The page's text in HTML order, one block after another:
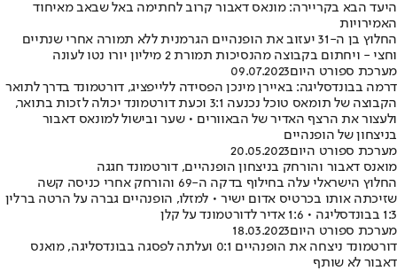
היעד הבא בקריירה: מונאס דאבור קרוב לחתימה באל שבאב מאיחוד
האמירויות
החלוץ בן ה-31 יעזוב את הופנהיים הגרמנית ללא תמורה אחרי שנתיים
וחצי - ויחתום בקבוצה מהנסיכות תמורת 2 מיליון יורו נטו לעונה
מערכת ספורט היום09.07.2023
דרמה בבונדסליגה: באיירן מינכן הפסידה ללייפציג, דורטמונד בדרך לתואר
הקבוצה של תומאס טוכל נכנעה 3:1 וכעת דורטמונד יכולה לזכות בתואר,
ולעצור את הרצף האדיר של הבאוורים • שער ובישול למונאס דאבור
בניצחון של הופנהיים
מערכת ספורט היום20.05.2023
מואנס דאבור והורחק בניצחון הופנהיים, דורטמונד חגגה
החלוץ הישראלי עלה בחילוף בדקה ה-69 והורחק אחרי כניסה קשה
שזיכתה אותו בכרטיס אדום ישיר • למזלו, הופנהיים גברה על הרטה ברלין
1:3 בבונדסליגה • 1:6 אדיר לדורטמונד על קלן
מערכת ספורט היום18.03.2023
דורטמונד ניצחה את הופנהיים 0:1 ועלתה לפסגה בבונדסליגה, מואנס
דאבור לא שותף